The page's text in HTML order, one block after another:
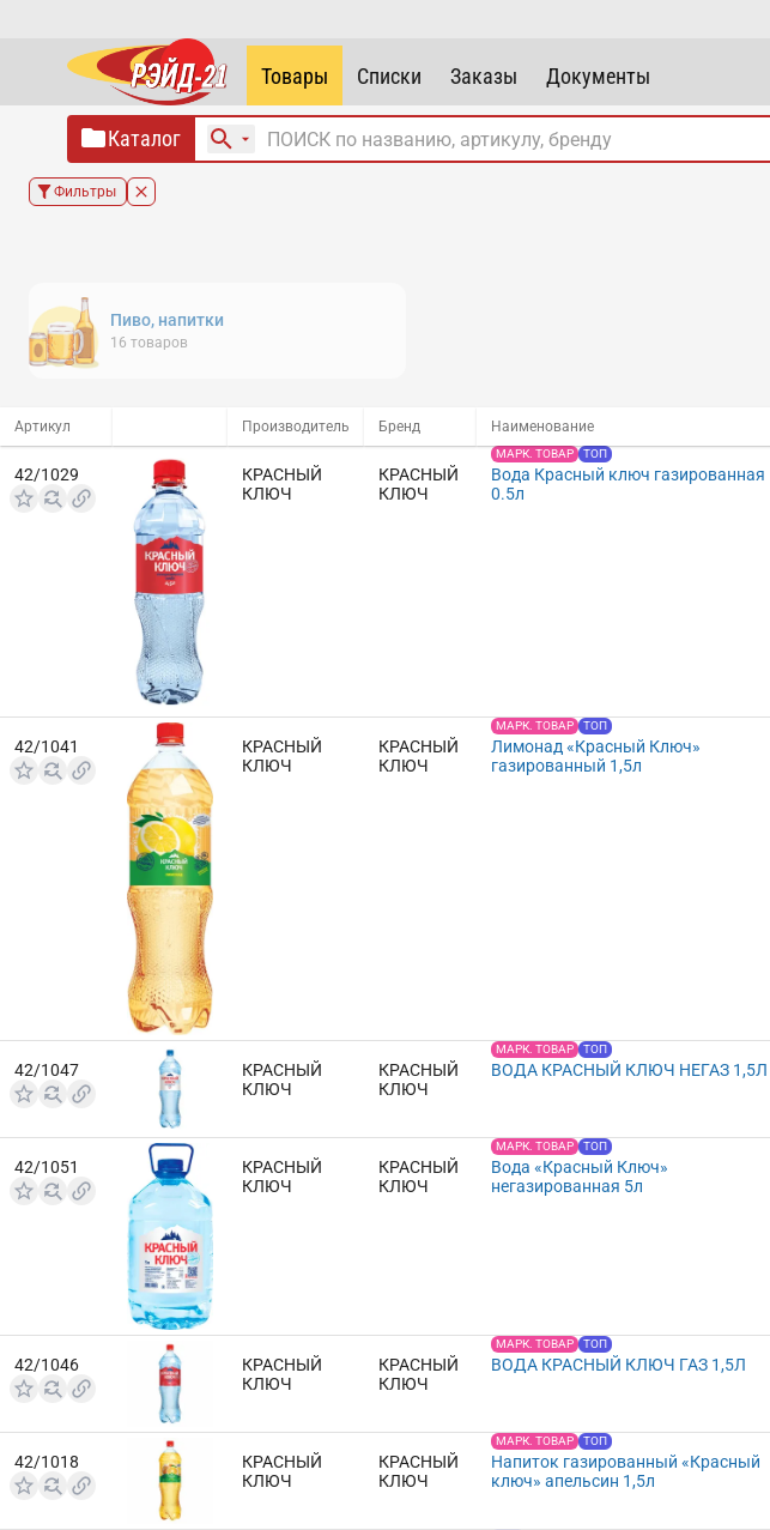
Товары Списки Заказы Документы
Каталог
Фильтры
Пиво, напитки
16 товаров
Артикул Производитель Бренд Наименование
42/1029
КРАСНЫЙ
КЛЮЧ
КРАСНЫЙ
КЛЮЧ
МАРК. ТОВАР ТОП
Вода Красный ключ газированная
0.5л
42/1041
КРАСНЫЙ
КЛЮЧ
КРАСНЫЙ
КЛЮЧ
МАРК. ТОВАР ТОП
Лимонад «Красный Ключ»
газированный 1,5л
42/1047
КРАСНЫЙ
КЛЮЧ
КРАСНЫЙ
КЛЮЧ
МАРК. ТОВАР ТОП
ВОДА КРАСНЫЙ КЛЮЧ НЕГАЗ 1,5Л
42/1051
КРАСНЫЙ
КЛЮЧ
КРАСНЫЙ
КЛЮЧ
МАРК. ТОВАР ТОП
Вода «Красный Ключ»
негазированная 5л
42/1046
КРАСНЫЙ
КЛЮЧ
КРАСНЫЙ
КЛЮЧ
МАРК. ТОВАР ТОП
ВОДА КРАСНЫЙ КЛЮЧ ГАЗ 1,5Л
42/1018
КРАСНЫЙ
КЛЮЧ
КРАСНЫЙ
КЛЮЧ
МАРК. ТОВАР ТОП
Напиток газированный «Красный
ключ» апельсин 1,5л